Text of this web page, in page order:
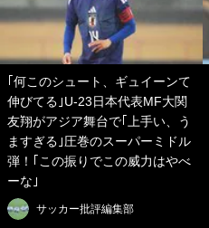
｢何このシュート、ギュイーンて
伸びてる｣U-23日本代表MF大関
友翔がアジア舞台で｢上手い、う
ますぎる｣圧巻のスーパーミドル
弾！｢この振りでこの威力はやべ
ーな｣
サッカー批評編集部